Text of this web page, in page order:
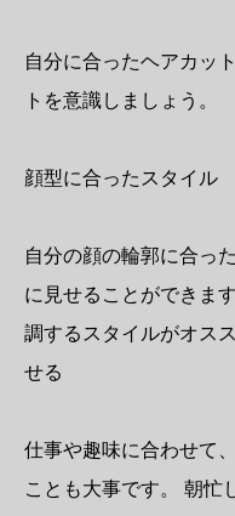
自分に合ったヘアカッ
トを意識しましょう。
顔型に合ったスタイル
自分の顔の輪郭に合っ
に見せることができま
調するスタイルがオス
せる
仕事や趣味に合わせて
ことも大事です。 朝忙